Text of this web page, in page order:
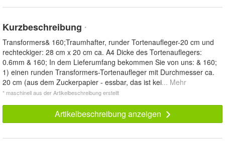
Kurzbeschreibung *
Transformers& 160;Traumhafter, runder Tortenaufleger-20 cm und
rechteckiger: 28 cm x 20 cm ca. A4 Dicke des Tortenauflegers:
0.6mm & 160; In dem Lieferumfang bekommen Sie von uns: & 160;
1) einen runden Transformers-Tortenaufleger mit Durchmesser ca.
20 cm (aus dem Zuckerpapier - essbar, das ist kei... Mehr
* maschinell aus der Artikelbeschreibung erstellt
Artikelbeschreibung anzeigen